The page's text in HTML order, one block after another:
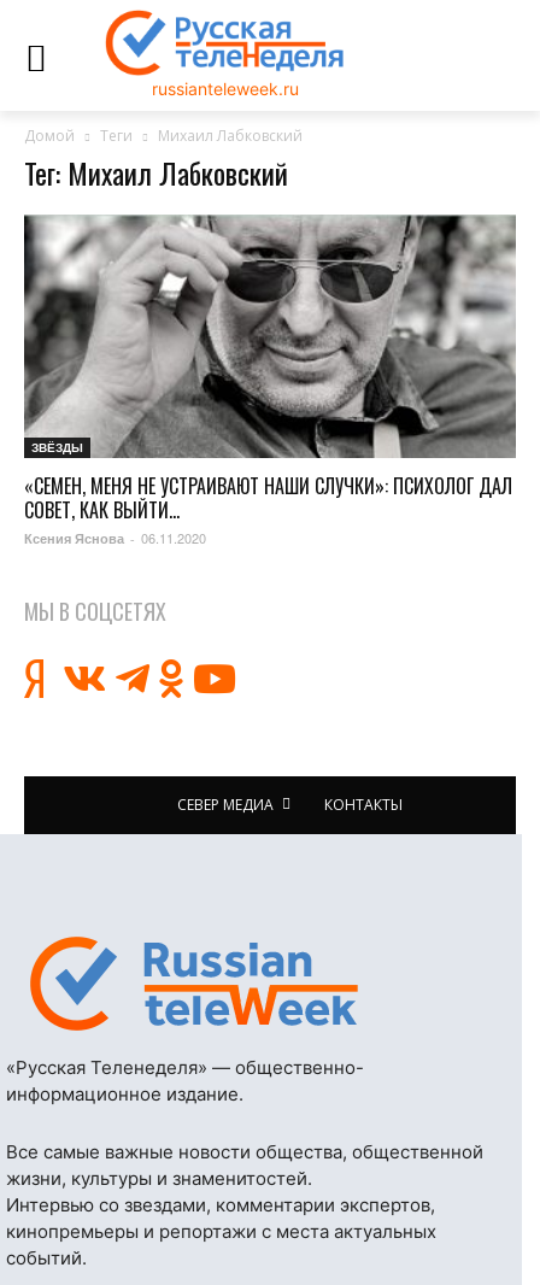
russianteleweek.ru
Домой Теги Михаил Лабковский
Тег: Михаил Лабковский
ЗВЁЗДЫ
«СЕМЕН, МЕНЯ НЕ УСТРАИВАЮТ НАШИ СЛУЧКИ»: ПСИХОЛОГ ДАЛ
СОВЕТ, КАК ВЫЙТИ...
Ксения Яснова - 06.11.2020
МЫ В СОЦСЕТЯХ
СЕВЕР МЕДИА КОНТАКТЫ
«Русская Теленеделя» — общественно-
информационное издание.
Все самые важные новости общества, общественной
жизни, культуры и знаменитостей.
Интервью со звездами, комментарии экспертов,
кинопремьеры и репортажи с места актуальных
событий.